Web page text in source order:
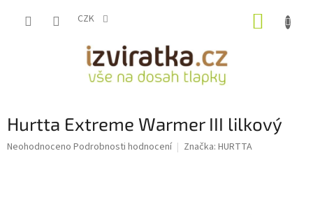
CZK
Hurtta Extreme Warmer III lilkový
Průměrné
Neohodnoceno Podrobnosti hodnocení Značka: HURTTA